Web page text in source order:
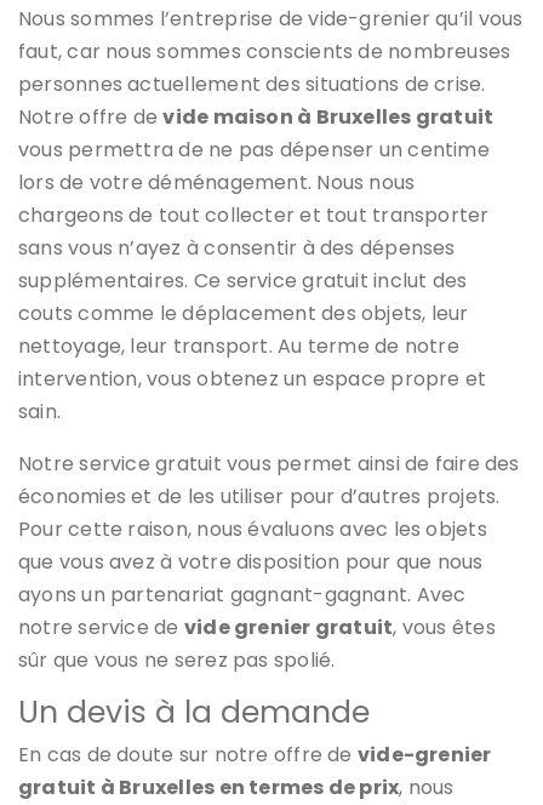
Nous sommes l’entreprise de vide-grenier qu’il vous
faut, car nous sommes conscients de nombreuses
personnes actuellement des situations de crise.
Notre offre devide maison à Bruxelles gratuit
vous permettra de ne pas dépenser un centime
lors de votre déménagement. Nous nous
chargeons de tout collecter et tout transporter
sans vous n’ayez à consentir à des dépenses
supplémentaires. Ce service gratuit inclut des
couts comme le déplacement des objets, leur
nettoyage, leur transport. Au terme de notre
intervention, vous obtenez un espace propre et
sain.
Notre service gratuit vous permet ainsi de faire des
économies et de les utiliser pour d’autres projets.
Pour cette raison, nous évaluons avec les objets
que vous avez à votre disposition pour que nous
ayons un partenariat gagnant-gagnant. Avec
notre service de vide grenier gratuit, vous êtes
sûr que vous ne serez pas spolié.
Un devis à la demande
En cas de doute sur notre offre de vide-grenier
gratuit à Bruxelles en termes de prix, nous